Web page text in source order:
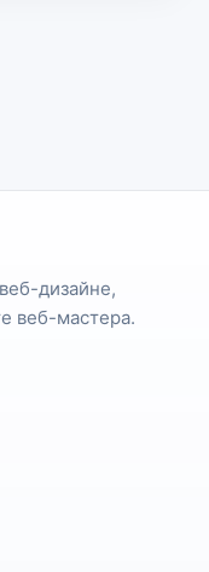
дизайне,
веб-мастера.